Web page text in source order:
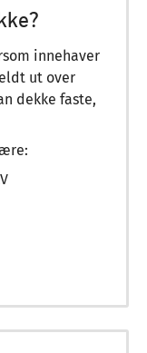
innehaver
ut over
dekke faste,